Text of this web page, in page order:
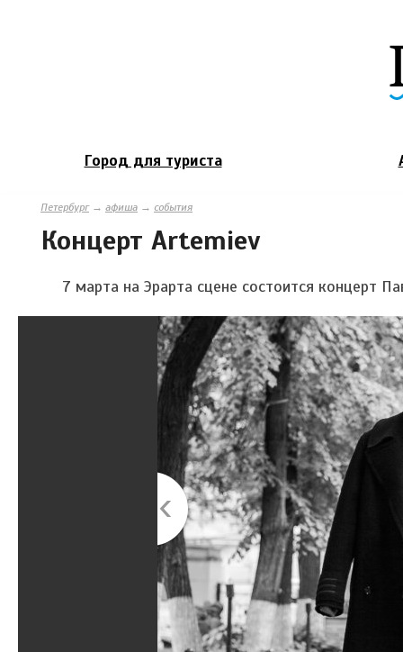
Город для туриста
Петербург→ афиша → события
Концерт Artemiev
7 марта на Эрарта сцене состоится концерт